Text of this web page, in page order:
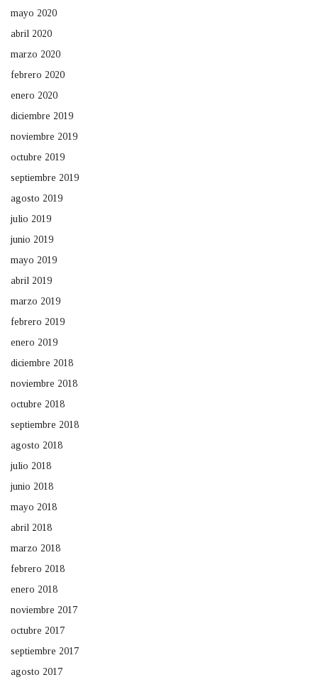
mayo 2020
abril 2020
marzo 2020
febrero 2020
enero 2020
diciembre 2019
noviembre 2019
octubre 2019
septiembre 2019
agosto 2019
julio 2019
junio 2019
mayo 2019
abril 2019
marzo 2019
febrero 2019
enero 2019
diciembre 2018
noviembre 2018
octubre 2018
septiembre 2018
agosto 2018
julio 2018
junio 2018
mayo 2018
abril 2018
marzo 2018
febrero 2018
enero 2018
noviembre 2017
octubre 2017
septiembre 2017
agosto 2017